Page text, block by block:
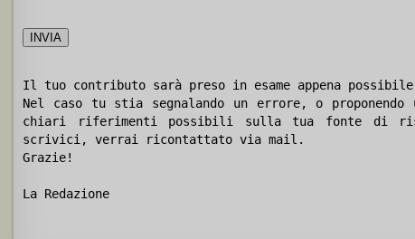
Il tuo contributo sarà preso in esame appena
Nel caso tu stia segnalando un errore, o
chiari riferimenti possibili sulla tua fonte di
scrivici, verrai ricontattato via mail.
Grazie!
La Redazione